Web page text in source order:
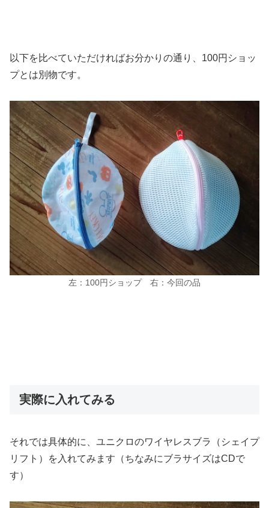
以下を比べていただければお分かりの通り、100円ショッ
プとは別物です。
左：100円ショップ 右：今回の品
実際に入れてみる
それでは具体的に、ユニクロのワイヤレスブラ（シェイプ
リフト）を入れてみます（ちなみにブラサイズはCDで
す）